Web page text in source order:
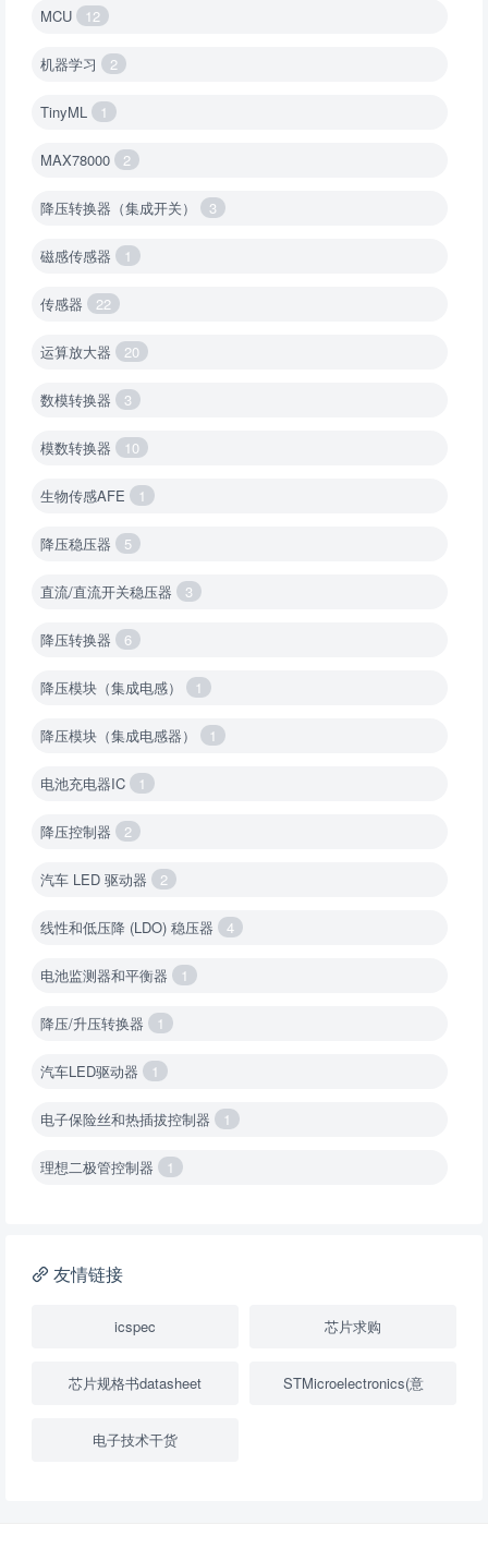
MCU 12
机器学习 2
TinyML 1
MAX78000 2
降压转换器（集成开关） 3
磁感传感器 1
传感器 22
运算放大器 20
数模转换器 3
模数转换器 10
生物传感AFE 1
降压稳压器 5
直流/直流开关稳压器 3
降压转换器 6
降压模块（集成电感） 1
降压模块（集成电感器） 1
电池充电器IC 1
降压控制器 2
汽车 LED 驱动器 2
线性和低压降 (LDO) 稳压器 4
电池监测器和平衡器 1
降压/升压转换器 1
汽车LED驱动器 1
电子保险丝和热插拔控制器 1
理想二极管控制器 1
降压转换器（继承开关）
USB隔离器 1
友情链接
icspec 芯片求购
芯片规格书datasheet STMicroelectronics(意
电子技术干货